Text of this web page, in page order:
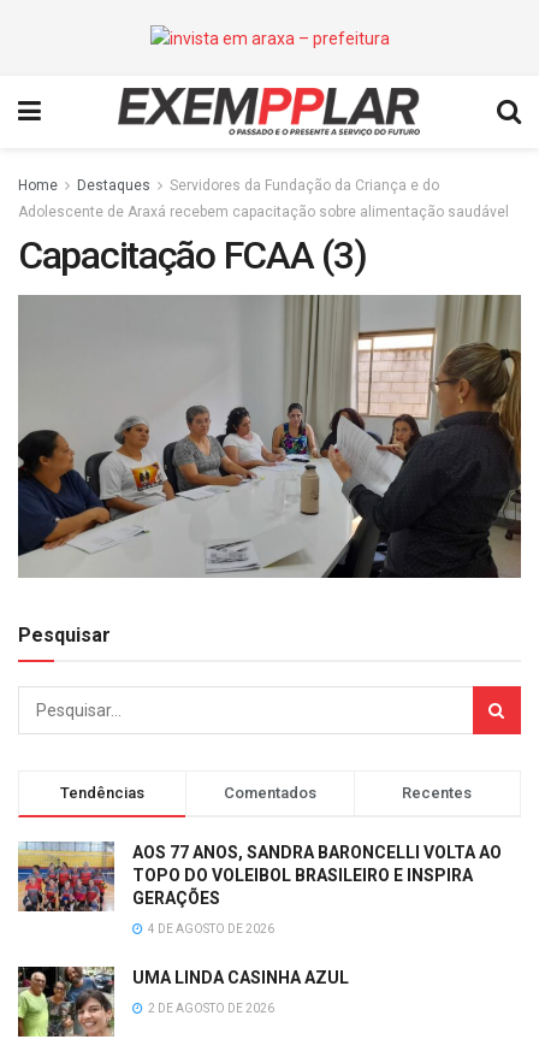
Home Destaques
Servidores da Fundação da Criança e do
Adolescente de Araxá recebem capacitação sobre alimentação saudável
Capacitação FCAA (3)
Pesquisar
Tendências Comentados Recentes
AOS 77 ANOS, SANDRA BARONCELLI VOLTA AO
TOPO DO VOLEIBOL BRASILEIRO E INSPIRA
GERAÇÕES
4 DE AGOSTO DE 2026
UMA LINDA CASINHA AZUL
2 DE AGOSTO DE 2026